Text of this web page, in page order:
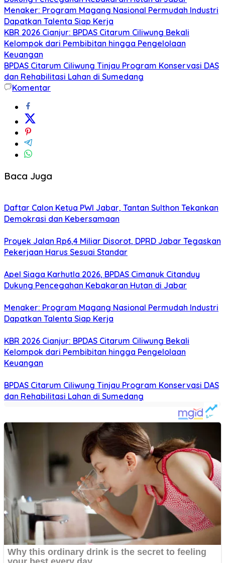
Menaker: Program Magang Nasional Permudah Industri
Dapatkan Talenta Siap Kerja
KBR 2026 Cianjur: BPDAS Citarum Ciliwung Bekali
Kelompok dari Pembibitan hingga Pengelolaan
Keuangan
BPDAS Citarum Ciliwung Tinjau Program Konservasi DAS
dan Rehabilitasi Lahan di Sumedang
Komentar
Baca Juga
Daftar Calon Ketua PWI Jabar, Tantan Sulthon Tekankan
Demokrasi dan Kebersamaan
Proyek Jalan Rp6,4 Miliar Disorot, DPRD Jabar Tegaskan
Pekerjaan Harus Sesuai Standar
Apel Siaga Karhutla 2026, BPDAS Cimanuk Citanduy
Dukung Pencegahan Kebakaran Hutan di Jabar
Menaker: Program Magang Nasional Permudah Industri
Dapatkan Talenta Siap Kerja
KBR 2026 Cianjur: BPDAS Citarum Ciliwung Bekali
Kelompok dari Pembibitan hingga Pengelolaan
Keuangan
BPDAS Citarum Ciliwung Tinjau Program Konservasi DAS
dan Rehabilitasi Lahan di Sumedang